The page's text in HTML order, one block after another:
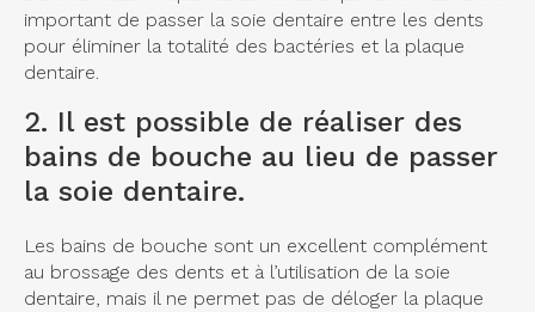
important de passer la soie dentaire entre les dents
pour éliminer la totalité des bactéries et la plaque
dentaire.
2. Il est possible de réaliser des
bains de bouche au lieu de passer
la soie dentaire.
Les bains de bouche sont un excellent complément
au brossage des dents et à l’utilisation de la soie
dentaire, mais il ne permet pas de déloger la plaque